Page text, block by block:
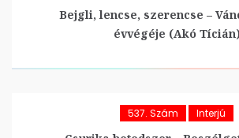
Bejgli, lencse, szerencse –
évvégéje (Akó
537. Szám Interjú